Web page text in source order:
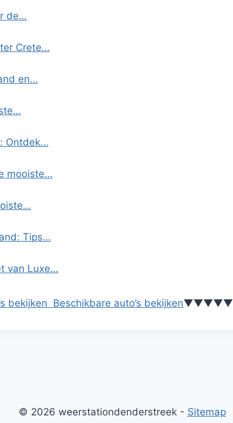
de…
Crete…
en…
Ontdek…
mooiste…
Tips…
van Luxe…
bekijken Beschikbare auto’s bekijken▼▼▼▼▼
© 2026 weerstationdenderstreek - Sitemap